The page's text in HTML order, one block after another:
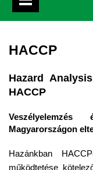
HACCP
Hazard
HACCP
Magyarországon
Hazánkban
működtetése